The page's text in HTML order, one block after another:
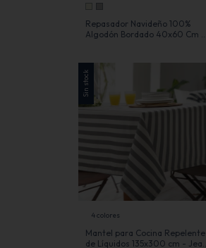
Repasador Navideño 100%
Algodón Bordado 40x60 Cm -
Sin stock
4 colores
Mantel para Cocina Repelente
de Líquidos 135x300 cm - Jean